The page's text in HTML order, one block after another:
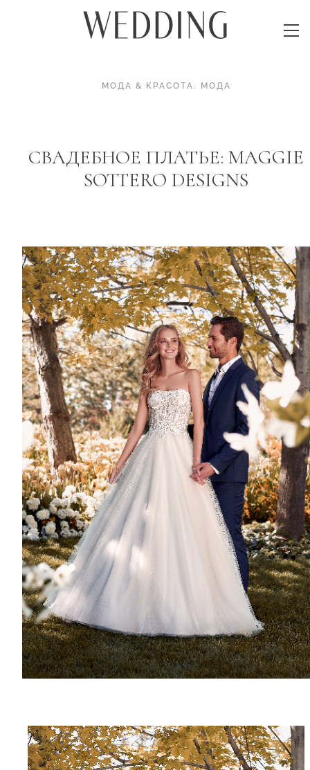
МОДА & КРАСОТА. МОДА
СВАДЕБНОЕ ПЛАТЬЕ: MAGGIE
SOTTERO DESIGNS